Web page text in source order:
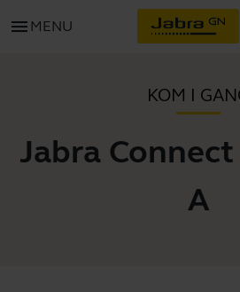
menu MENU
KOM I
Jabra Connect
A